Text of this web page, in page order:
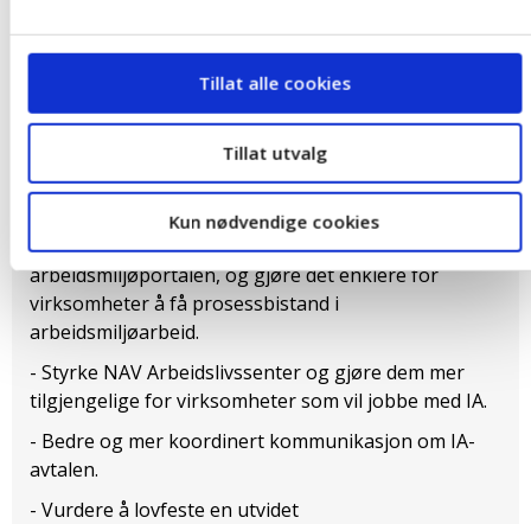
Tillat alle cookies
Tillat utvalg
Kun nødvendige cookies
- Det må fortsatt jobbes med å styrke den lokale
arbeidsplassforankringen av IA-arbeidet.
- Bransjesatsingen bør styrkes og det må legges til
rette for at eksisterende IA-bransjeprogram kan
søke om å fortsette og eventuelt utvide med nye
- Videreføre og utvikle arbeidsmiljøsatsingen og
arbeidsmiljøportalen, og gjøre det enklere for
virksomheter å få prosessbistand i
arbeidsmiljøarbeid.
- Styrke NAV Arbeidslivssenter og gjøre dem mer
tilgjengelige for virksomheter som vil jobbe med IA.
- Bedre og mer koordinert kommunikasjon om IA-
avtalen.
- Vurdere å lovfeste en utvidet